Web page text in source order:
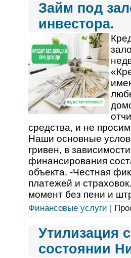
Займ под
инвестора.
средства, и не
Наши основные
гривен, в
финансирования
объекта. -Честная
платежей и
момент без пени и
Финансовые услуги |
Утилизация
состоянии